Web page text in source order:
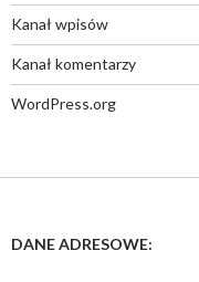
Kanał wpisów
Kanał komentarzy
WordPress.org
DANE ADRESOWE: